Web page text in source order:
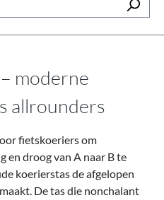
moderne
allrounders
fietskoeriers om
en droog van A naar B te
koerierstas de afgelopen
De tas die nonchalant